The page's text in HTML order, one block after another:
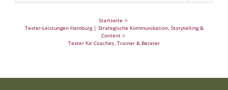
Startseite
Texter-Leistungen Hamburg | Strategische Kommunikation, Storytelling &
Content
Texter für Coaches, Trainer & Berater